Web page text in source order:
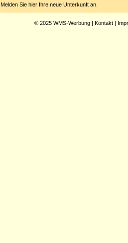
Melden Sie hier Ihre neue Unterkunft an.
© 2025 WMS-Werbung | Kontakt |